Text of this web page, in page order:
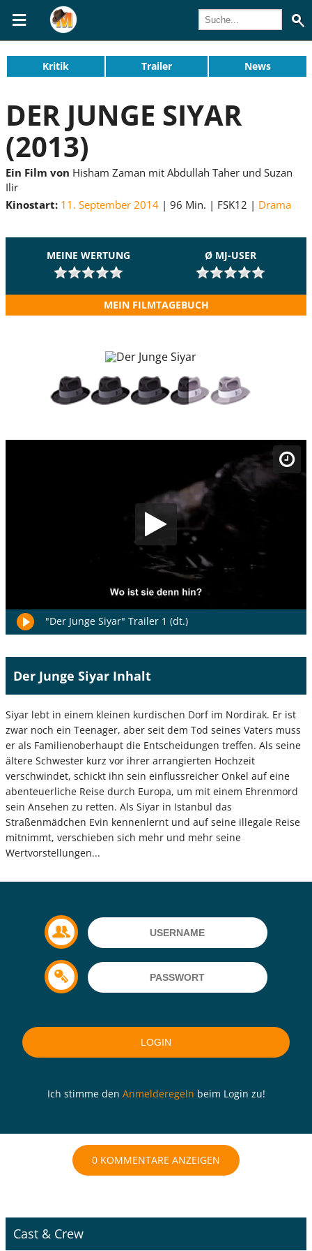
Kritik Trailer News
DER JUNGE SIYAR
(2013)
Ein Film von Hisham Zaman mit Abdullah Taher und Suzan
Ilir
Kinostart: 11. September 2014 96 Min. FSK12 Drama
MEINE WERTUNG Ø MJ-USER
MEIN FILMTAGEBUCH
"Der Junge Siyar" Trailer 1 (dt.)
Der Junge Siyar Inhalt
Siyar lebt in einem kleinen kurdischen Dorf im Nordirak. Er ist
zwar noch ein Teenager, aber seit dem Tod seines Vaters muss
er als Familienoberhaupt die Entscheidungen treffen. Als seine
ältere Schwester kurz vor ihrer arrangierten Hochzeit
verschwindet, schickt ihn sein einflussreicher Onkel auf eine
abenteuerliche Reise durch Europa, um mit einem Ehrenmord
sein Ansehen zu retten. Als Siyar in Istanbul das
Straßenmädchen Evin kennenlernt und auf seine illegale Reise
mitnimmt, verschieben sich mehr und mehr seine
Wertvorstellungen...
Ich stimme den Anmelderegeln beim Login zu!
0 KOMMENTARE ANZEIGEN
Cast & Crew